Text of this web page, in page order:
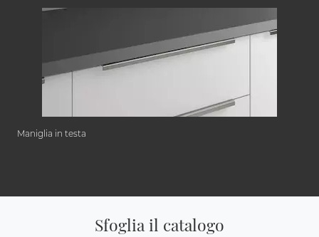
Maniglia in testa
Sfoglia il catalogo